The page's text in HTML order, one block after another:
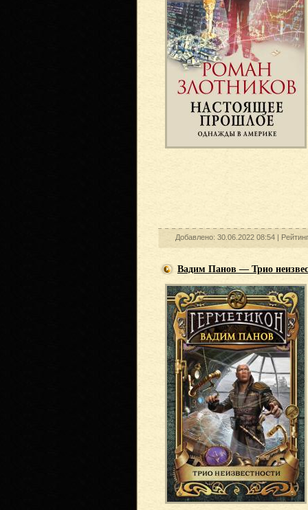
Добавлено: 30.06.2022 08:54 |
Вадим Панов — Трио